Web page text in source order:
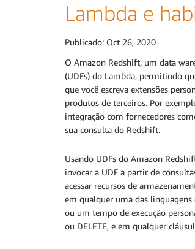
Lambda e
Publicado: Oct 26, 2020
O Amazon Redshift, um data
(UDFs) do Lambda, permitindo
que você escreva extensões
produtos de terceiros. Por
integração com fornecedores
sua consulta do Redshift.
Usando UDFs do Amazon
invocar a UDF a partir de
acessar recursos de
em qualquer uma das linguagens
ou um tempo de execução
ou DELETE, e em qualquer